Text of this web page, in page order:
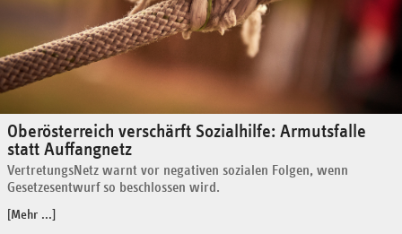
Oberösterreich verschärft Sozialhilfe: Armutsfalle
statt Auffangnetz
VertretungsNetz warnt vor negativen sozialen Folgen, wenn
Gesetzesentwurf so beschlossen wird.
[Mehr ...]